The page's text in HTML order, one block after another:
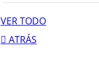
VER TODO
ATRÁS